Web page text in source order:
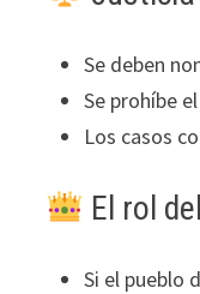
Se deben
Se prohíbe
Los casos
El rol
Si el pueblo